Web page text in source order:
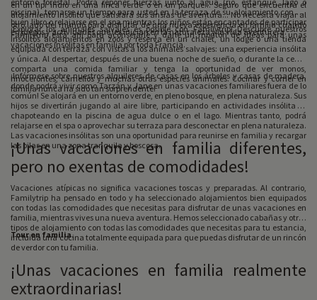
en un tipi indio en una finca verde o en un parque... Seguro que encuentra el
alojamiento insólito que satisfará sus ansias de aventura... No necesita viajar al
otro lado del mundo para disfrutar de una nueva experiencia en familia cuando
Familytrip está ahí para aconsejarle y darle un montón de ideas para unas
vacaciones insólitas en familia por toda Francia.
piscina), tomarse un tiempo para usted en la terraza de su alojamiento con un
buen libro o relajarse en el spa mientras los niños están encantados de participar
en juegos y actividades que les inician en la naturaleza y la vida aventurera.
¡Explorar los animales salvajes es posible con Familytrip! Descubre nuestros
insólitos alojamientos en zoos y reserva en un chalet, un lodge o una tienda
equipada con terraza con vistas a los animales salvajes: una experiencia insólita
y única. Al despertar, después de una buena noche de sueño, o durante la cena,
comparta una comida familiar y tenga la oportunidad de ver monos,
rinocerontes, camellos y muchas otras especies animales. Cocinar y comer en
familia nunca ha sido tan sorprendente!
¡Infórmese sobre nuestros alquileres de casas en los árboles y casas de madera,
donde podrá vivir como Tarzán y Jane en unas vacaciones familiares fuera de lo
común! Se alojará en un entorno verde, en pleno bosque, en plena naturaleza. Sus
hijos se divertirán jugando al aire libre, participando en actividades insólitas o
chapoteando en la piscina de agua dulce o en el lago. Mientras tanto, podrá
relajarse en el spa o aprovechar su terraza para desconectar en plena naturaleza.
Las vacaciones insólitas son una oportunidad para reunirse en familia y recargar
las pilas en una zona tranquila y boscosa.
¡Unas vacaciones en familia diferentes,
pero no exentas de comodidades!
Vacaciones atípicas no significa vacaciones toscas y preparadas. Al contrario,
Familytrip ha pensado en todo y ha seleccionado alojamientos bien equipados
con todas las comodidades que necesitas para disfrutar de unas vacaciones en
familia, mientras vives una nueva aventura. Hemos seleccionado cabañas y otros
tipos de alojamiento con todas las comodidades que necesitas para tu estancia,
incluida una cocina totalmente equipada para que puedas disfrutar de un rincón
de verdor con tu familia.
Tour en familia.
¡Unas vacaciones en familia realmente
extraordinarias!